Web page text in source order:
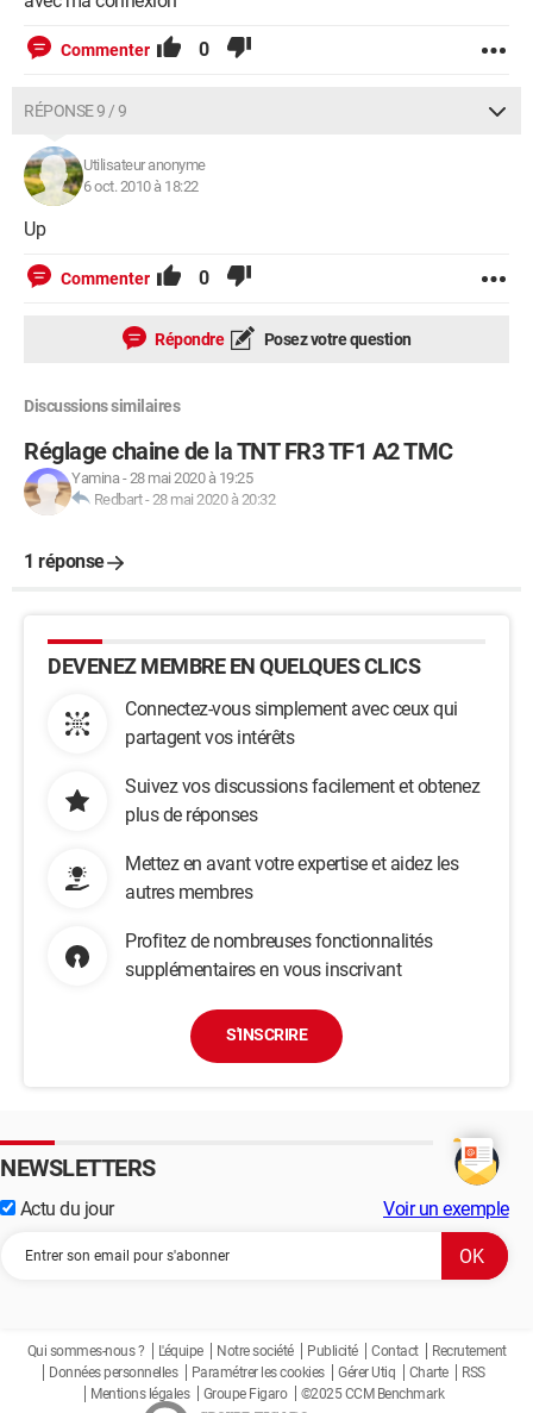
Commenter 0
RÉPONSE 9 / 9
Utilisateur anonyme
6 oct. 2010 à 18:22
Up
Commenter 0
Répondre Posez votre question
Discussions similaires
Réglage chaine de la TNT FR3 TF1 A2 TMC
Yamina-28 mai 2020 à 19:25
Redbart-28 mai 2020 à 20:32
1 réponse
DEVENEZ MEMBRE EN QUELQUES CLICS
Connectez-vous simplement avec ceux qui
partagent vos intérêts
Suivez vos discussions facilement et obtenez
plus de réponses
Mettez en avant votre expertise et aidez les
autres membres
Profitez de nombreuses fonctionnalités
supplémentaires en vous inscrivant
S'INSCRIRE
NEWSLETTERS
Actu du jour Voir un exemple
Qui sommes-nous ? L'équipe Notre société Publicité Contact
Recrutement
Données personnelles
Paramétrer les cookies Gérer Utiq Charte
RSS
Mentions légales
Groupe Figaro ©2025 CCM Benchmark